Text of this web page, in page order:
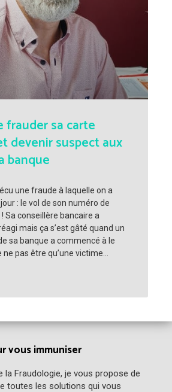
frauder sa carte
devenir suspect aux
banque
une fraude à laquelle on a
: le vol de son numéro de
Sa conseillère bancaire a
mais ça s’est gâté quand un
sa banque a commencé à le
pas être qu’une victime…
vous immuniser
la Fraudologie, je vous propose de
toutes les solutions qui vous